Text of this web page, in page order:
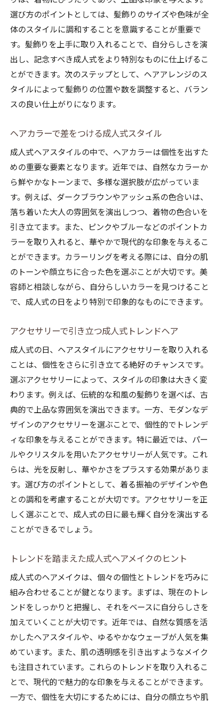
選び方のポイントとしては、髪飾りのサイズや色味が全
体のスタイルに調和することを意識することが重要で
す。髪飾りを上手に取り入れることで、自分らしさを演
出し、記念すべき成人式をより特別なものに仕上げるこ
とができます。次のステップとして、ヘアアレンジのス
タイルによって髪飾りの位置や数を調整すると、バラン
スの良い仕上がりになります。
ヘアカラーで差をつける成人式スタイル
成人式ヘアスタイルの中で、ヘアカラーは個性を出すた
めの重要な要素となります。近年では、自然なカラーか
ら鮮やかなトーンまで、多様な選択肢が広がっていま
す。例えば、ダークブラウンやアッシュ系の色合いは、
落ち着いた大人の雰囲気を演出しつつ、着物の色合いを
引き立てます。また、ピンクやブルーなどのポイントカ
ラーを取り入れると、華やかで現代的な印象を与えるこ
とができます。カラーリングを考える際には、自分の肌
のトーンや顔立ちに合った色を選ぶことが大切です。美
容師と相談しながら、自分らしいカラーを見つけること
で、成人式の日をより特別で印象的なものにできます。
アクセサリーで引き立つ成人式トレンドヘア
成人式の日、ヘアスタイルにアクセサリーを取り入れる
ことは、個性をさらに引き立てる絶好のチャンスです。
選ぶアクセサリーによって、スタイルの印象は大きく変
わります。例えば、伝統的な和風の髪飾りを選べば、古
典的で上品な雰囲気を演出できます。一方、モダンなデ
ザインのアクセサリーを選ぶことで、個性的でトレンデ
ィな印象を与えることができます。特に最近では、パー
ルやクリスタルを用いたアクセサリーが人気です。これ
らは、光を反射し、華やかさをプラスする効果がありま
す。選び方のポイントとして、着る振袖のデザインや色
との調和を考慮することが大切です。アクセサリーを正
しく選ぶことで、成人式の日に最も輝く自分を演出する
ことができるでしょう。
トレンドを踏まえた成人式ヘアメイクのヒント
成人式のヘアメイクは、個々の個性とトレンドを巧みに
組み合わせることが鍵となります。まずは、現在のトレ
ンドをしっかりと把握し、それをベースに自分らしさを
加えていくことが大切です。近年では、自然な質感を活
かしたヘアスタイルや、ゆるやかなウェーブが人気を集
めています。また、肌の透明感を引き出すようなメイク
も注目されています。これらのトレンドを取り入れるこ
とで、現代的で魅力的な印象を与えることができます。
一方で、個性を大切にするためには、自分の顔立ちや肌